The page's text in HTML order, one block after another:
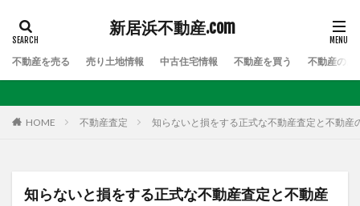
新居浜不動産.com
不動産を売る 売り土地情報 中古住宅情報 不動産を買う 不動産のお
HOME 不動産査定 知らないと損をする正式な不動産査定と不動産
知らないと損をする正式な不動産査定と不動産